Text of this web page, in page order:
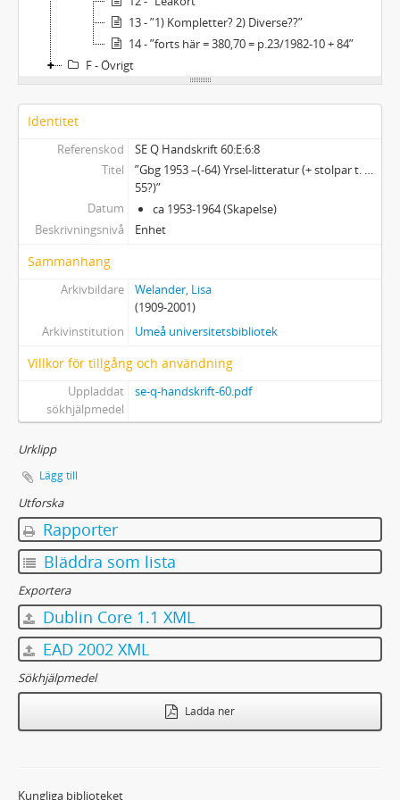
13 - ”1) Kompletter? 2) Diverse??”
14 - ”forts här = 380,70 = p.23/1982-10 + 84”
F - Övrigt
Identitet
Referenskod
SE Q Handskrift 60:E:6:8
Titel
”Gbg 1953 –(-64) Yrsel-litteratur (+ stolpar t. …
55?)”
Datum
ca 1953-1964 (Skapelse)
Beskrivningsnivå
Enhet
Sammanhang
Arkivbildare
Welander, Lisa
(1909-2001)
Arkivinstitution
Umeå universitetsbibliotek
Villkor för tillgång och användning
Uppladdat
sökhjälpmedel
se-q-handskrift-60.pdf
Urklipp
Lägg till
Utforska
Rapporter
Bläddra som lista
Exportera
Dublin Core 1.1 XML
EAD 2002 XML
Sökhjälpmedel
Ladda ner
Kungliga biblioteket